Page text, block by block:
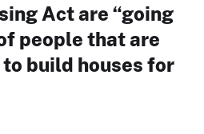
Act are “going
people that are
build houses for